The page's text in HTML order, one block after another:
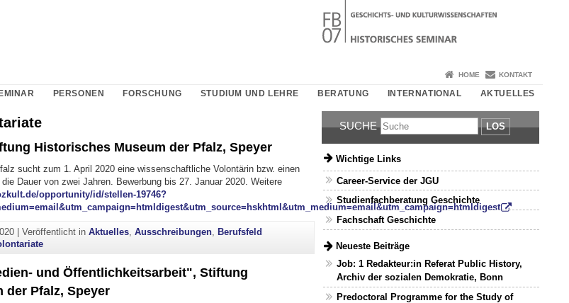
HOME KONTAKT
PERSONEN FORSCHUNG STUDIUM UND LEHRE BERATUNG INTERNATIONAL AKTUELLES
Historisches Museum der Pfalz, Speyer
sucht zum 1. April 2020 eine wissenschaftliche Volontärin bzw. einen
Dauer von zwei Jahren. Bewerbung bis 27. Januar 2020. Weitere
opportunity/id/stellen-19746?
|Veröffentlicht inAktuelles,Ausschreibungen, Berufsfeld
und Öffentlichkeitsarbeit", Stiftung
der Pfalz, Speyer
SUCHE LOS
Wichtige Links
Career-Service der JGU
Studienfachberatung Geschichte
Fachschaft Geschichte
Neueste Beiträge
Job: 1 Redakteur:in Referat Public History,
Archiv der sozialen Demokratie, Bonn
Predoctoral Programme for the Study of